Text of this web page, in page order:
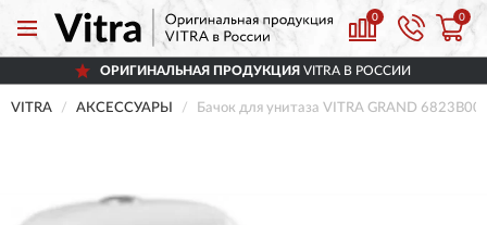
0 0
ОРИГИНАЛЬНАЯ ПРОДУКЦИЯVITRA В РОССИИ
VITRA АКСЕССУАРЫ Бачок для унитаза VITRA GRAND